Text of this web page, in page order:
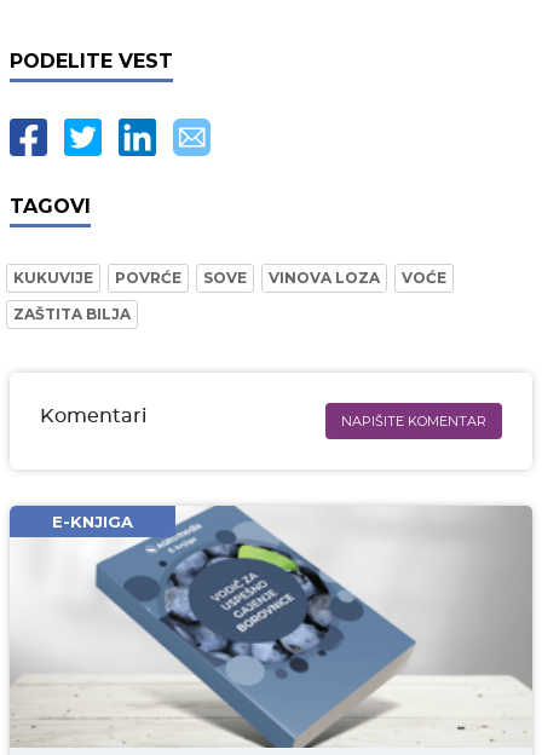
PODELITE VEST
TAGOVI
KUKUVIJE POVRĆE SOVE VINOVA LOZA
VOĆE
ZAŠTITA BILJA
Komentari NAPIŠITE KOMENTAR
Email* obavezno
Komentar* obavezno
E-KNJIGA